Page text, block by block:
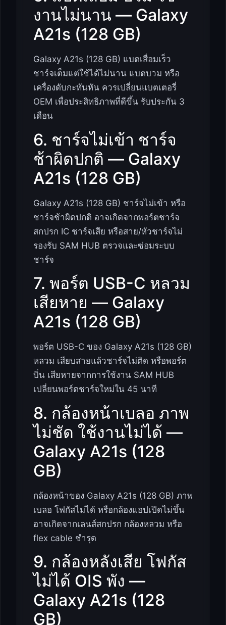
งานไม่นาน — Galaxy
A21s (128 GB)
Galaxy A21s (128 GB) แบตเสื่อมเร็ว
ชาร์จเต็มแต่ใช้ได้ไม่นาน แบตบวม หรือ
เครื่องดับกะทันหัน ควรเปลี่ยนแบตเตอรี่
OEM เพื่อประสิทธิภาพที่ดีขึ้น รับประกัน 3
เดือน
6. ชาร์จไม่เข้า ชาร์จ
ช้าผิดปกติ — Galaxy
A21s (128 GB)
Galaxy A21s (128 GB) ชาร์จไม่เข้า หรือ
ชาร์จช้าผิดปกติ อาจเกิดจากพอร์ตชาร์จ
สกปรก IC ชาร์จเสีย หรือสาย/หัวชาร์จไม่
รองรับ SAM HUB ตรวจและซ่อมระบบ
ชาร์จ
7. พอร์ต USB-C หลวม
เสียหาย — Galaxy
A21s (128 GB)
พอร์ต USB-C ของ Galaxy A21s (128 GB)
หลวม เสียบสายแล้วชาร์จไม่ติด หรือพอร์ต
บิ่น เสียหายจากการใช้งาน SAM HUB
เปลี่ยนพอร์ตชาร์จใหม่ใน 45 นาที
8. กล้องหน้าเบลอ ภาพ
ไม่ชัด ใช้งานไม่ได้ —
Galaxy A21s (128
GB)
กล้องหน้าของ Galaxy A21s (128 GB) ภาพ
เบลอ โฟกัสไม่ได้ หรือกล้องแอปเปิดไม่ขึ้น
อาจเกิดจากเลนส์สกปรก กล้องหลวม หรือ
flex cable ชำรุด
9. กล้องหลังเสีย โฟกัส
ไม่ได้ OIS พัง —
Galaxy A21s (128
GB)